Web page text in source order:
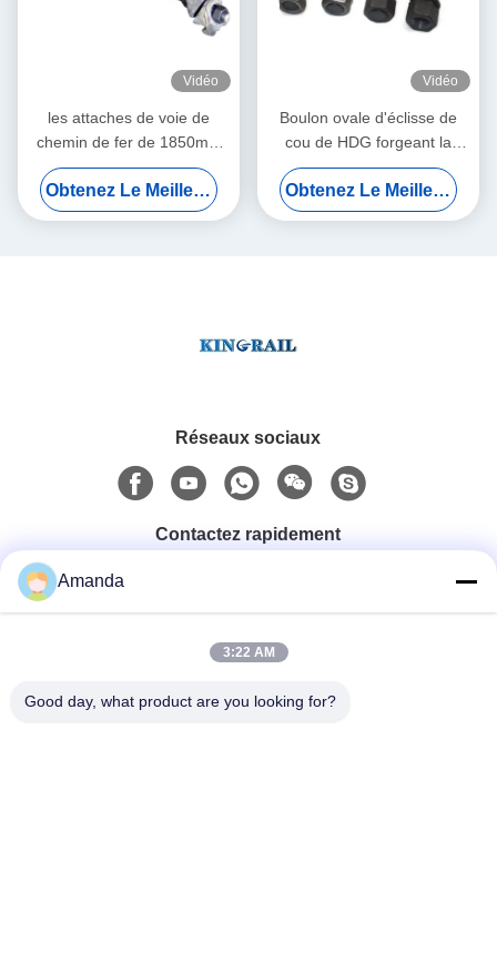
Vidéo
les attaches de voie de
chemin de fer de 1850mm
mesurent l'ODM de Rod
Insulated And Non Insulated
Obtenez Le Meilleur Prix
Vidéo
Boulon ovale d'éclisse de
cou de HDG forgeant la
catégorie standard 5
d'AREMA
Obtenez Le Meilleur Prix
Réseaux sociaux
Contactez rapidement
0086-15556982932
Email
Amanda
3:22 AM
Good day, what product are you looking for?